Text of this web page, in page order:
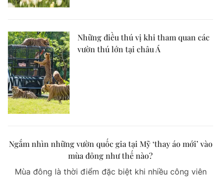
Những điều thú vị khi tham quan các
vườn thú lớn tại châu Á
Ngắm nhìn những vườn quốc gia tại Mỹ ‘thay áo mới’ vào
mùa đông như thế nào?
Mùa đông là thời điểm đặc biệt khi nhiều công viên